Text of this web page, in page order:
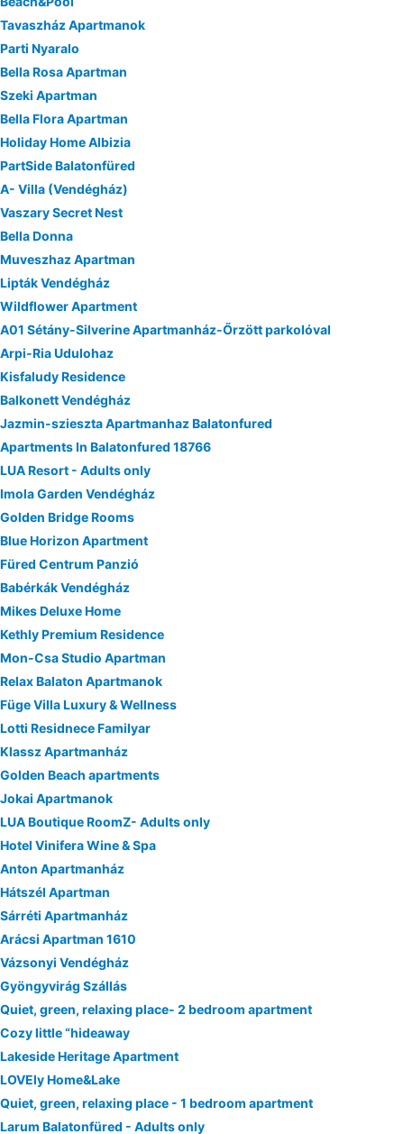
Tavaszház Apartmanok
Parti Nyaralo
Bella Rosa Apartman
Szeki Apartman
Bella Flora Apartman
Holiday Home Albizia
PartSide Balatonfüred
A- Villa (Vendégház)
Vaszary Secret Nest
Bella Donna
Muveszhaz Apartman
Lipták Vendégház
Wildflower Apartment
A01 Sétány-Silverine Apartmanház-Őrzött parkolóval
Arpi-Ria Udulohaz
Kisfaludy Residence
Balkonett Vendégház
Jazmin-szieszta Apartmanhaz Balatonfured
Apartments In Balatonfured 18766
LUA Resort - Adults only
Imola Garden Vendégház
Golden Bridge Rooms
Blue Horizon Apartment
Füred Centrum Panzió
Babérkák Vendégház
Mikes Deluxe Home
Kethly Premium Residence
Mon-Csa Studio Apartman
Relax Balaton Apartmanok
Füge Villa Luxury & Wellness
Lotti Residnece Familyar
Klassz Apartmanház
Golden Beach apartments
Jokai Apartmanok
LUA Boutique RoomZ- Adults only
Hotel Vinifera Wine & Spa
Anton Apartmanház
Hátszél Apartman
Sárréti Apartmanház
Arácsi Apartman 1610
Vázsonyi Vendégház
Gyöngyvirág Szállás
Quiet, green, relaxing place- 2 bedroom apartment
Cozy little “hideaway
Lakeside Heritage Apartment
LOVEly Home&Lake
Quiet, green, relaxing place - 1 bedroom apartment
Larum Balatonfüred - Adults only